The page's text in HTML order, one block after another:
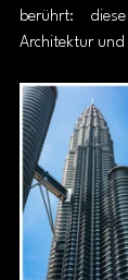
berührt:
Architektur und